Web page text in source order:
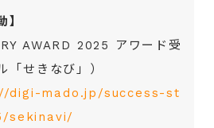
】
AWARD 2025 アワード受
「せきなび」）
digi-mado.jp/success-st
sekinavi/